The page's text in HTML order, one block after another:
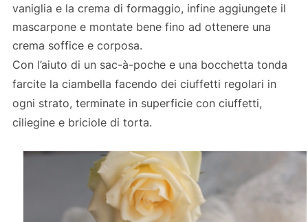
vaniglia e la crema di formaggio, infine aggiungete il
mascarpone e montate bene fino ad ottenere una
crema soffice e corposa.
Con l’aiuto di un sac-à-poche e una bocchetta tonda
farcite la ciambella facendo dei ciuffetti regolari in
ogni strato, terminate in superficie con ciuffetti,
ciliegine e briciole di torta.